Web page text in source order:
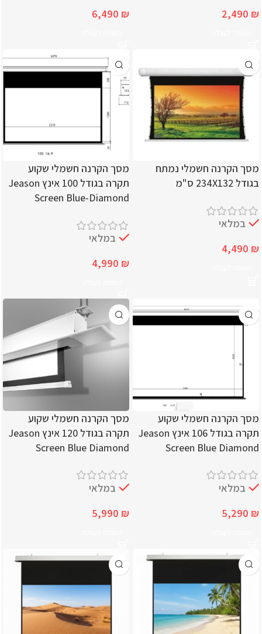
2,490 ₪
6,490 ₪
מסך הקרנה חשמלי נמתח
בגודל 234X132 ס"מ
במלאי
4,490 ₪
מסך הקרנה חשמלי שקוע
תקרה בגודל 100 אינץ Jeason
Screen Blue-Diamond
במלאי
4,990 ₪
מסך הקרנה חשמלי שקוע
תקרה בגודל 106 אינץ Jeason
Screen Blue Diamond
במלאי
5,290 ₪
מסך הקרנה חשמלי שקוע
תקרה בגודל 120 אינץ Jeason
Screen Blue Diamond
במלאי
5,990 ₪